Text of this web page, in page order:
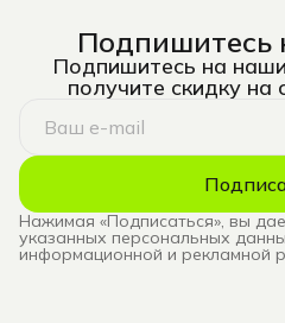
Подпишитесь
Подпишитесь на
получите скидку
Нажимая «Подписаться», вы
указанных персональных
информационной и рекламной